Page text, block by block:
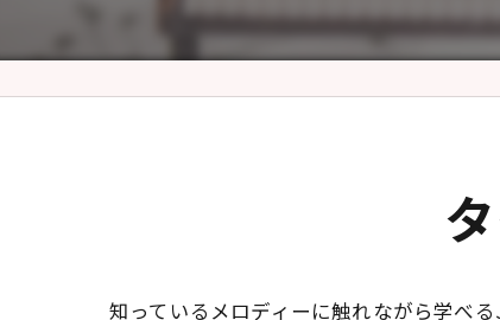
知っているメロディーに触れながら学べ